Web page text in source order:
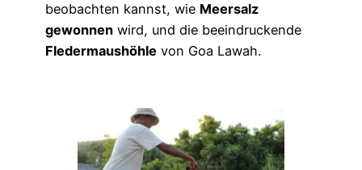
beobachten kannst, wie Meersalz
gewonnen wird, und die beeindruckende
Fledermaushöhle von Goa Lawah.